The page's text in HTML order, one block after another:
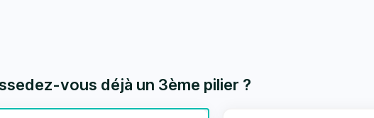
vous déjà un 3ème pilier ?